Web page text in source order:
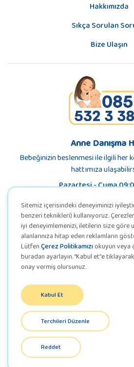
Hakkımızda
Sıkça Sorulan
Bize Ulaşın
Anne Danışma
Bebeğinizin beslenmesi ile ilgili her
hattımıza
Pazartesi - Cuma
KVKK
Gizlilik Politikası
Sitemiz içerisindeki deneyiminizi
benzeri teknikleri) kullanıyoruz.
iyi deneyimlemenizi, iletilerin size göre
alanlarınıza hitap eden reklamların
LütfenÇerez Politikamızı okuyun veya
buradan ayarlayın. “Kabul et”e
onay vermiş olursunuz.
Kabul Et
Terchileri Düzenle
Reddet